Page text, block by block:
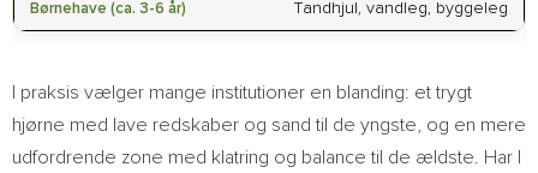
Tandhjul, vandleg, byggeleg
I praksis vælger mange institutioner en blanding: et trygt
hjørne med lave redskaber og sand til de yngste, og en mere
udfordrende zone med klatring og balance til de ældste. Har I